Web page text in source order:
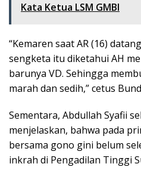
Kata Ketua LSM GMBI
“Kemaren saat AR (16)
sengketa itu diketahui AH
barunya VD. Sehingga
marah dan sedih,” cetus
Sementara, Abdullah Syafii
menjelaskan, bahwa pada
bersama gono gini belum
inkrah di Pengadilan Tinggi